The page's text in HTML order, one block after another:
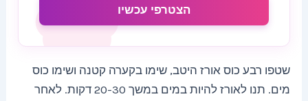
הצטרפי עכשיו
שטפו רבע כוס אורז היטב, שימו בקערה קטנה ושימו כוס
מים. תנו לאורז להיות במים במשך 20-30 דקות. לאחר